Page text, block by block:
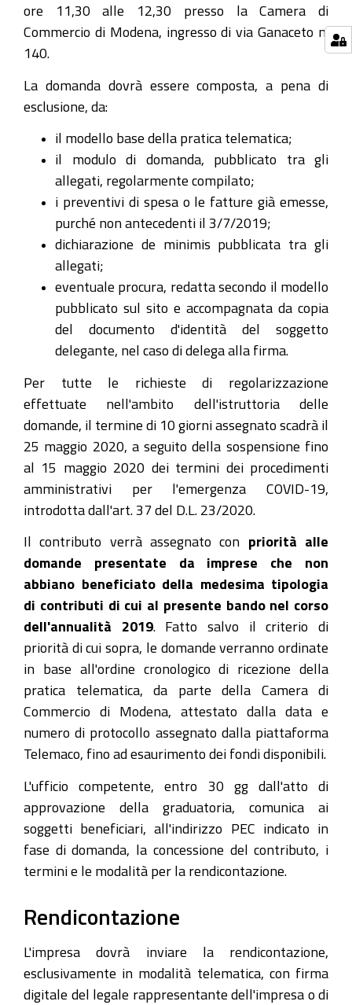
ore 11,30 alle 12,30 presso la Camera di
Commercio di Modena, ingresso di via Ganaceto n.
140.
La domanda dovrà essere composta, a pena di
esclusione, da:
il modello base della pratica telematica;
il modulo di domanda, pubblicato tra gli
allegati, regolarmente compilato;
i preventivi di spesa o le fatture già emesse,
purché non antecedenti il 3/7/2019;
dichiarazione de minimis pubblicata tra gli
allegati;
eventuale procura, redatta secondo il modello
pubblicato sul sito e accompagnata da copia
del documento d'identità del soggetto
delegante, nel caso di delega alla firma.
Per tutte le richieste di regolarizzazione
effettuate nell'ambito dell'istruttoria delle
domande, il termine di 10 giorni assegnato scadrà il
25 maggio 2020, a seguito della sospensione fino
al 15 maggio 2020 dei termini dei procedimenti
amministrativi per l'emergenza COVID-19,
introdotta dall'art. 37 del D.L. 23/2020.
Il contributo verrà assegnato con priorità alle
domande presentate da imprese che non
abbiano beneficiato della medesima tipologia
di contributi di cui al presente bando nel corso
dell'annualità 2019. Fatto salvo il criterio di
priorità di cui sopra, le domande verranno ordinate
in base all'ordine cronologico di ricezione della
pratica telematica, da parte della Camera di
Commercio di Modena, attestato dalla data e
numero di protocollo assegnato dalla piattaforma
Telemaco, fino ad esaurimento dei fondi disponibili.
L'ufficio competente, entro 30 gg dall'atto di
approvazione della graduatoria, comunica ai
soggetti beneficiari, all'indirizzo PEC indicato in
fase di domanda, la concessione del contributo, i
termini e le modalità per la rendicontazione.
Rendicontazione
L'impresa dovrà inviare la rendicontazione,
esclusivamente in modalità telematica, con firma
digitale del legale rappresentante dell'impresa o di